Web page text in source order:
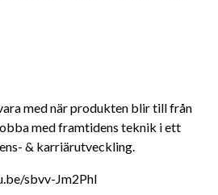
med när produkten blir till från
med framtidens teknik i ett
& karriärutveckling.
sbvv-Jm2PhI